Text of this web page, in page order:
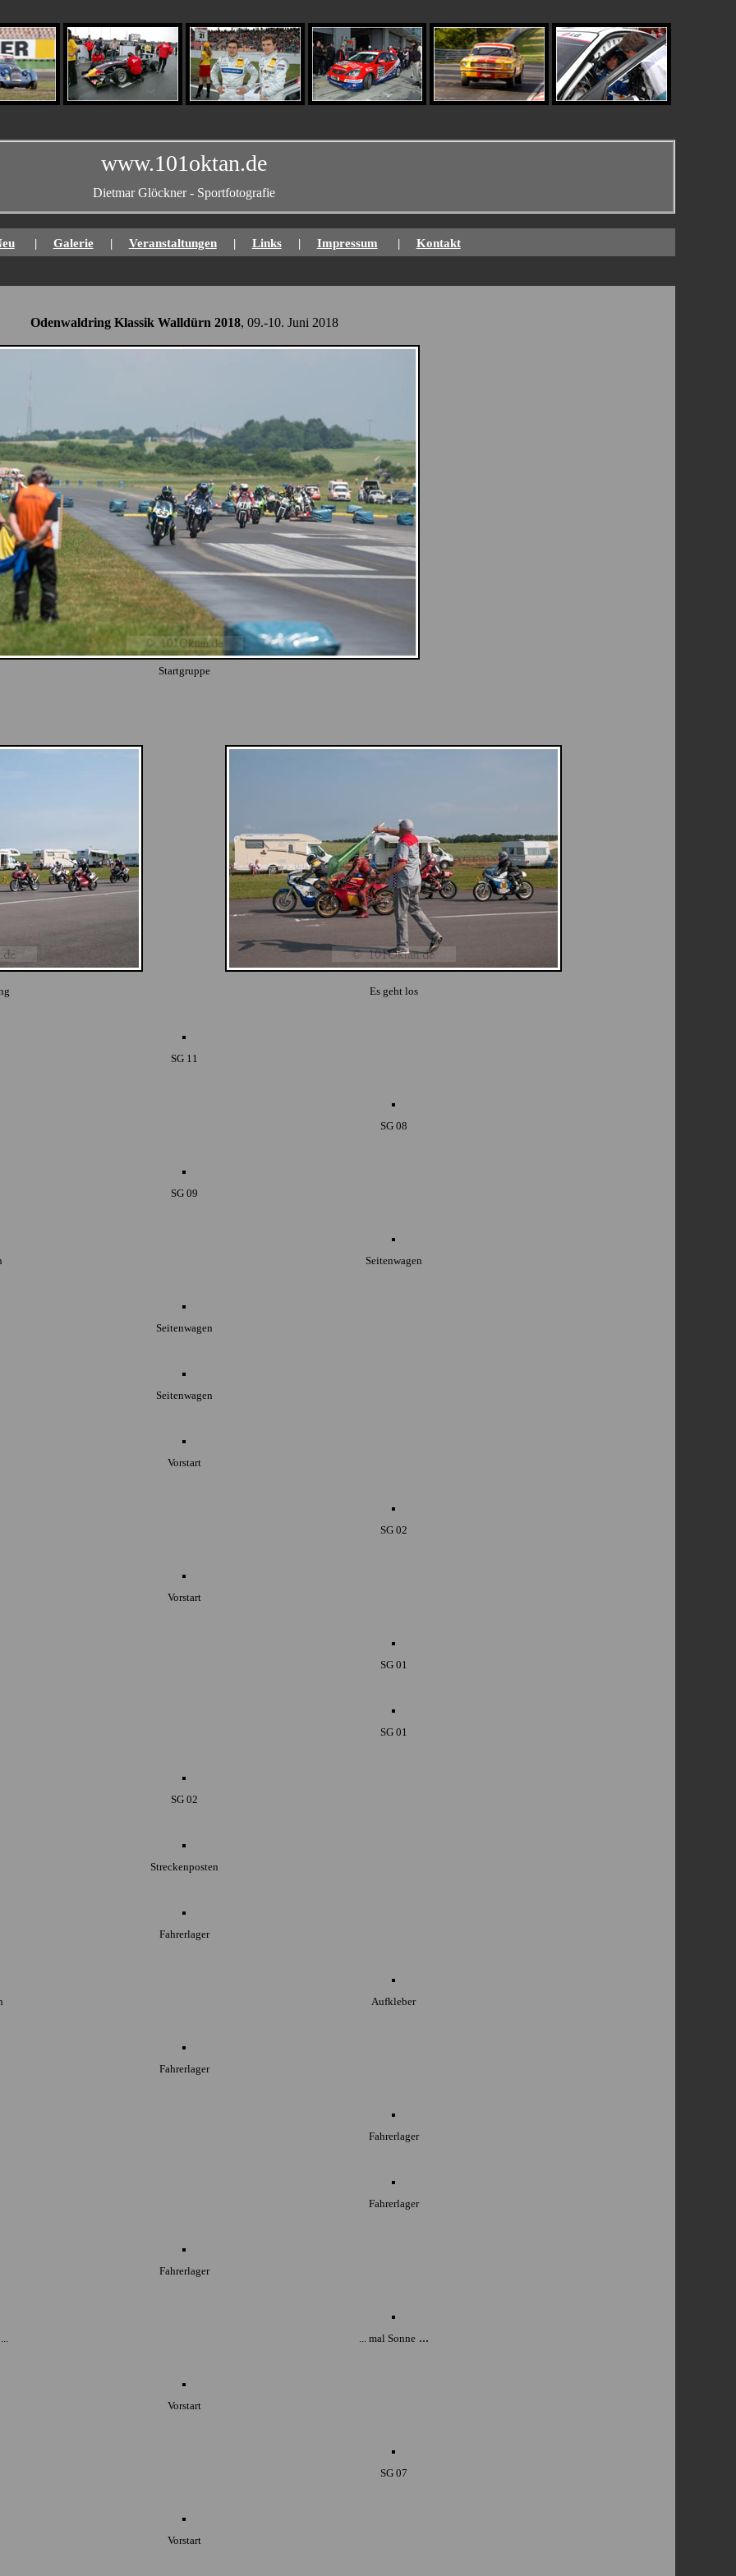
www.101oktan.de
Dietmar Glöckner - Sportfotografie
| Galerie| Veranstaltungen| Links| Impressum | Kontakt
Odenwaldring Klassik Walldürn 2018, 09.-10. Juni 2018
Startgruppe
Es geht los
SG 11
SG 08
SG 09
Seitenwagen
Seitenwagen
Seitenwagen
Vorstart
SG 02
Vorstart
SG 01
SG 01
SG 02
Streckenposten
Fahrerlager
Aufkleber
Fahrerlager
Fahrerlager
Fahrerlager
Fahrerlager
... mal Sonne...
Vorstart
SG 07
Vorstart